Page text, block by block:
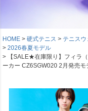
HOME 硬式テニス テニスウ
2026春夏モデル
【SALE★在庫限り】フィラ
ーカー CZ6SGW020 2月発売モ